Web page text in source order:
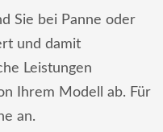
Sie bei Panne oder
und damit
Leistungen
Ihrem Modell ab. Für
an.